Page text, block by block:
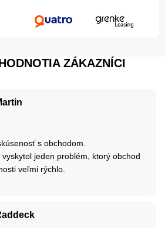
ZÁKAZNÍCI
s obchodom.
jeden problém, ktorý obchod
veľmi rýchlo.